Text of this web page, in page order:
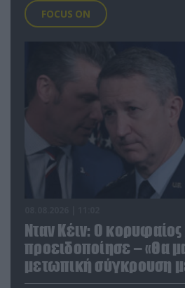
FOCUS ON
Νταν Κέιν: Ο κορυφαίος
προειδοποίησε – «Θα
μετωπική σύγκρουση
πρότεινε